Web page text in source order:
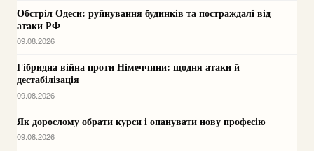
Обстріл Одеси: руйнування будинків та постраждалі від
атаки РФ
09.08.2026
Гібридна війна проти Німеччини: щодня атаки й
дестабілізація
09.08.2026
Як дорослому обрати курси і опанувати нову професію
09.08.2026